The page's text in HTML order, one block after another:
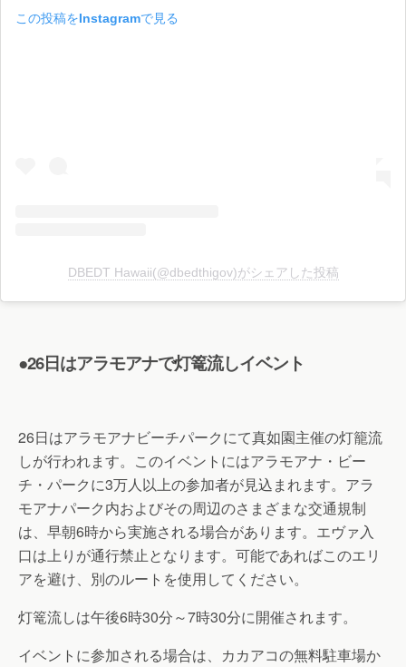
この投稿をInstagramで見る
DBEDT Hawaii(@dbedthigov)がシェアした投稿
●26日はアラモアナで灯篭流しイベント
26日はアラモアナビーチパークにて真如園主催の灯籠流
しが行われます。このイベントにはアラモアナ・ビー
チ・パークに3万人以上の参加者が見込まれます。アラ
モアナパーク内およびその周辺のさまざまな交通規制
は、早朝6時から実施される場合があります。エヴァ入
口は上りが通行禁止となります。可能であればこのエリ
アを避け、別のルートを使用してください。
灯篭流しは午後6時30分～7時30分に開催されます。
イベントに参加される場合は、カカアコの無料駐車場か